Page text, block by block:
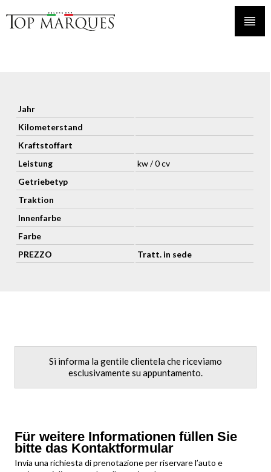
Jahr
Kilometerstand
Kraftstoffart
Leistung
kw / 0 cv
Getriebetyp
Traktion
Innenfarbe
Farbe
PREZZO
Tratt. in sede
Si informa la gentile clientela che riceviamo
esclusivamente su appuntamento.
Für weitere Informationen füllen Sie
bitte das Kontaktformular
Invia una richiesta di prenotazione per riservare l’auto e